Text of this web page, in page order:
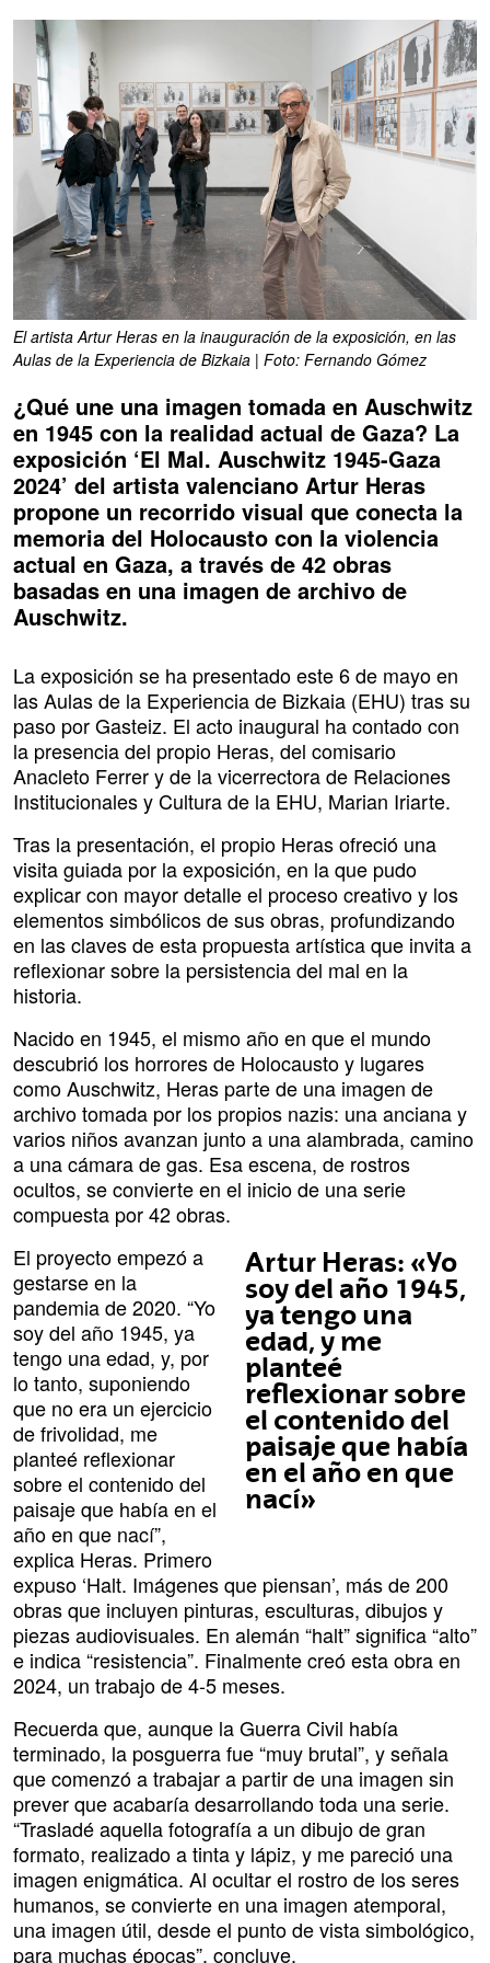
El artista Artur Heras en la inauguración de la exposición, en las
Aulas de la Experiencia de Bizkaia | Foto: Fernando Gómez
¿Qué une una imagen tomada en Auschwitz
en 1945 con la realidad actual de Gaza? La
exposición ‘El Mal. Auschwitz 1945-Gaza
2024’ del artista valenciano Artur Heras
propone un recorrido visual que conecta la
memoria del Holocausto con la violencia
actual en Gaza, a través de 42 obras
basadas en una imagen de archivo de
Auschwitz.
La exposición se ha presentado este 6 de mayo en
las Aulas de la Experiencia de Bizkaia (EHU) tras su
paso por Gasteiz. El acto inaugural ha contado con
la presencia del propio Heras, del comisario
Anacleto Ferrer y de la vicerrectora de Relaciones
Institucionales y Cultura de la EHU, Marian Iriarte.
Tras la presentación, el propio Heras ofreció una
visita guiada por la exposición, en la que pudo
explicar con mayor detalle el proceso creativo y los
elementos simbólicos de sus obras, profundizando
en las claves de esta propuesta artística que invita a
reflexionar sobre la persistencia del mal en la
historia.
Nacido en 1945, el mismo año en que el mundo
descubrió los horrores de Holocausto y lugares
como Auschwitz, Heras parte de una imagen de
archivo tomada por los propios nazis: una anciana y
varios niños avanzan junto a una alambrada, camino
a una cámara de gas. Esa escena, de rostros
ocultos, se convierte en el inicio de una serie
compuesta por 42 obras.
Artur Heras: «Yo
soy del año 1945,
ya tengo una
edad, y me
planteé
reflexionar sobre
el contenido del
paisaje que había
en el año en que
nací»
El proyecto empezó a
gestarse en la
pandemia de 2020. “Yo
soy del año 1945, ya
tengo una edad, y, por
lo tanto, suponiendo
que no era un ejercicio
de frivolidad, me
planteé reflexionar
sobre el contenido del
paisaje que había en el
año en que nací”,
explica Heras. Primero
expuso ‘Halt. Imágenes que piensan’, más de 200
obras que incluyen pinturas, esculturas, dibujos y
piezas audiovisuales. En alemán “halt” significa “alto”
e indica “resistencia”. Finalmente creó esta obra en
2024, un trabajo de 4-5 meses.
Recuerda que, aunque la Guerra Civil había
terminado, la posguerra fue “muy brutal”, y señala
que comenzó a trabajar a partir de una imagen sin
prever que acabaría desarrollando toda una serie.
“Trasladé aquella fotografía a un dibujo de gran
formato, realizado a tinta y lápiz, y me pareció una
imagen enigmática. Al ocultar el rostro de los seres
humanos, se convierte en una imagen atemporal,
una imagen útil, desde el punto de vista simbológico,
para muchas épocas”, concluye.